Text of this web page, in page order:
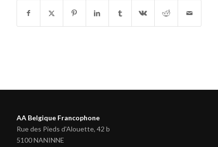
AA Belgique Francophone
Rue des Pieds d'Alouette, 42 b
5100 NANINNE